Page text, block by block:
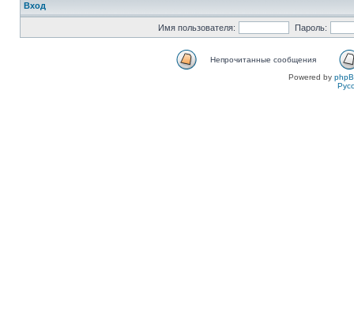
Вход
Имя пользователя: Пароль:
Непрочитанные сообщения
Powered by